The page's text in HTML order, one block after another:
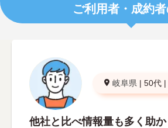
ご利用者・成約
岐阜県 | 50代 |
他社と比べ情報量も多く助か